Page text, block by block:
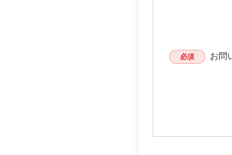
必須 お問